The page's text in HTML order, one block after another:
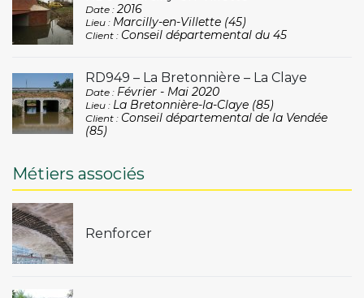
Date :2016
Lieu : Marcilly-en-Villette (45)
Client : Conseil départemental du 45
RD949 – La Bretonnière – La Claye
Date : Février - Mai 2020
Lieu : La Bretonnière-la-Claye (85)
Client : Conseil départemental de la Vendée
(85)
Métiers associés
Renforcer